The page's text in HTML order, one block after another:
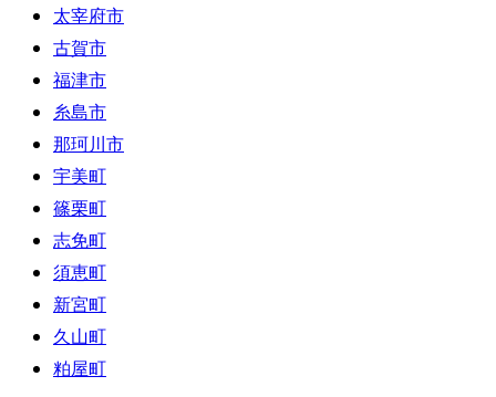
太宰府市
古賀市
福津市
糸島市
那珂川市
宇美町
篠栗町
志免町
須恵町
新宮町
久山町
粕屋町